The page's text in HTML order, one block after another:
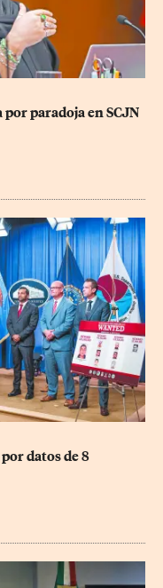
por paradoja en SCJN
datos de 8